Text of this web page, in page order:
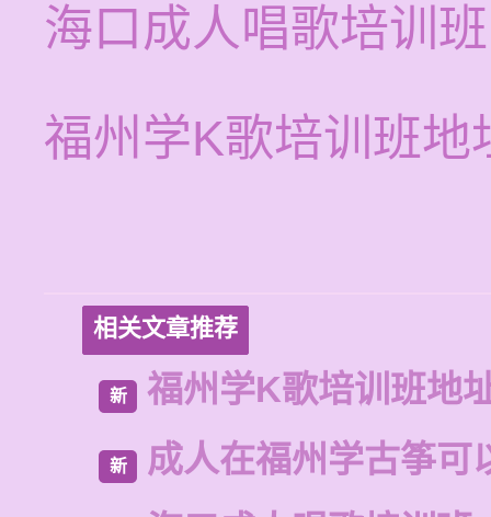
海口成人唱歌培训班
福州学K歌培训班地
相关文章推荐
新 福州学K歌培训班地
新
成人在福州学古筝可